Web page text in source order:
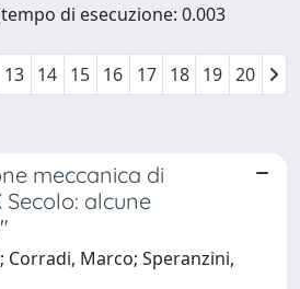
di esecuzione: 0.003
13 14 15 16 17 18 19 20
meccanica di
alcune
Corradi, Marco; Speranzini,